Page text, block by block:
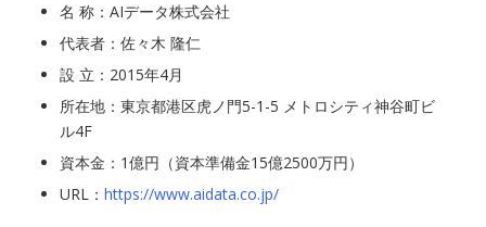
名 称：AIデータ株式会社
代表者：佐々木 隆仁
設 立：2015年4月
所在地：東京都港区虎ノ門5-1-5 メトロシティ神谷町ビ
ル4F
資本金：1億円（資本準備金15億2500万円）
URL： https://www.aidata.co.jp/